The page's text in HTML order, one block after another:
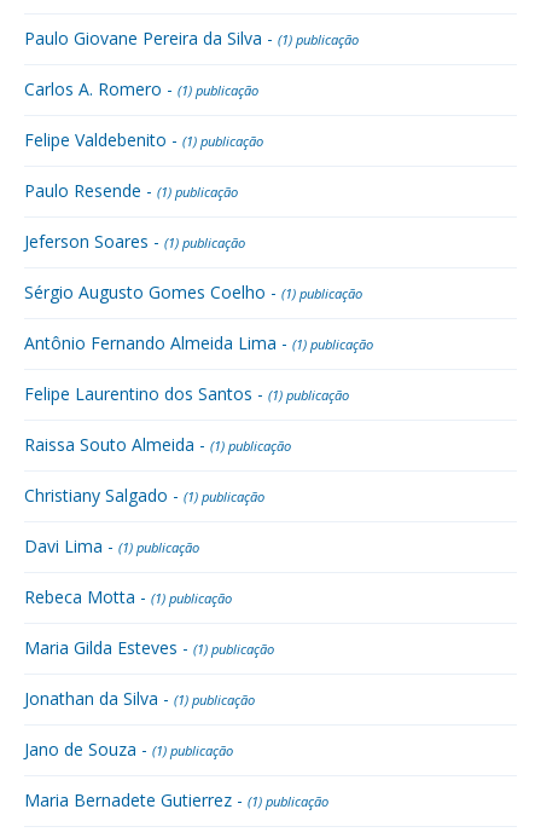
Paulo Giovane Pereira da Silva - (1) publicação
Carlos A. Romero - (1) publicação
Felipe Valdebenito - (1) publicação
Paulo Resende - (1) publicação
Jeferson Soares - (1) publicação
Sérgio Augusto Gomes Coelho - (1) publicação
Antônio Fernando Almeida Lima - (1) publicação
Felipe Laurentino dos Santos - (1) publicação
Raissa Souto Almeida - (1) publicação
Christiany Salgado - (1) publicação
Davi Lima - (1) publicação
Rebeca Motta - (1) publicação
Maria Gilda Esteves - (1) publicação
Jonathan da Silva - (1) publicação
Jano de Souza - (1) publicação
Maria Bernadete Gutierrez - (1) publicação